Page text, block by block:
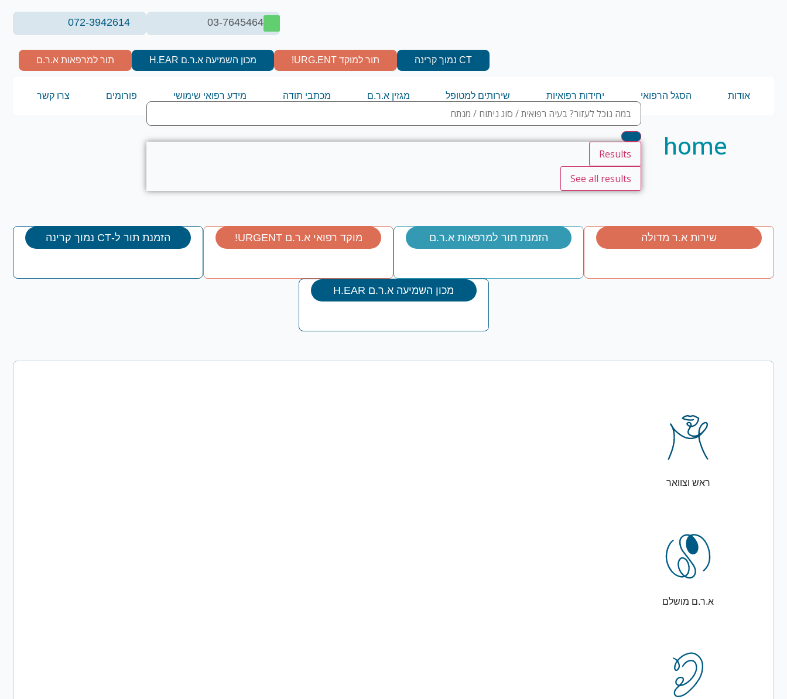
03-7645464
072-3942614
תור למרפאות א.ר.ם מכון השמיעה א.ר.ם H.EAR תור למוקד URG.ENT! CT נמוך קרינה
אודות הסגל הרפואי יחידות רפואיות שירותים למטופל מגזין א.ר.ם מכתבי תודה מידע רפואי שימושי פורומים צרו קשר
home
Results
See all results
הזמנת תור ל-CT נמוך קרינה מוקד רפואי א.ר.ם URGENT! הזמנת תור למרפאות א.ר.ם שירות א.ר מדולה
מכון השמיעה א.ר.ם H.EAR
ראש וצוואר
א.ר.ם מושלם